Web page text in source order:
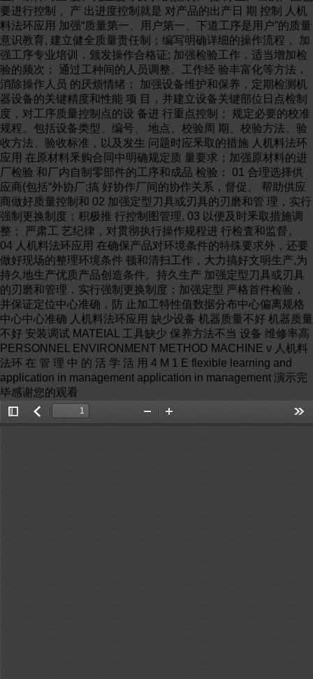
要进行控制， 产 出进度控制就是 对产品的出产日 期 控制 人机
料法环应用 加强“质量第一、用户第一、下道工序是用户”的质量
意识教育, 建立健全质量责任制；编写明确详细的操作流程， 加
强工序专业培训，颁发操作合格证; 加强检验工作，适当增加检
验的频次； 通过工种间的人员调整、工作经 验丰富化等方法，
消除操作人员 的厌烦情绪； 加强设备维护和保养，定期检测机
器设备的关键精度和性能 项 目，并建立设备关键部位日点检制
度，对工序质量控制点的设 备进 行重点控制； 规定必要的校准
规程。包括设备类型、编号、 地点、校验周 期、校验方法、验
收方法、验收标准，以及发生 问题时应釆取的措施 人机料法环
应用 在原材料釆购合同中明确规定质 量要求；加强原材料的进
厂检验 和厂内自制零部件的工序和成品 检验； 01 合理选择供
应商(包括“外协厂;搞 好协作厂间的协作关系，督促、 帮助供应
商做好质量控制和 02 加强定型刀具或刃具的刃磨和管 理，实行
强制更换制度；积极推 行控制图管理, 03 以便及时釆取措施调
整； 严肃工 艺纪律，对贯彻执行操作规程进 行检査和监督。
04 人机料法环应用 在确保产品对环境条件的特殊要求外，还要
做好现场的整理环境条件 顿和清扫工作，大力搞好文明生产,为
持久地生产优质产品创造条件。持久生产 加强定型刀具或刃具
的刃磨和管理，实行强制更换制度；加强定型 严格首件检验，
并保证定位中心准确，防 止加工特性值数据分布中心偏离规格
中心中心准确 人机料法环应用 缺少设备 机器质量不好 机器质量
不好 安装调试 MATEIAL 工具缺少 保养方法不当 设备 维修率高
PERSONNEL ENVIRONMENT METHOD MACHINE v 人机料
法环 在 管 理 中 的 活 学 活 用 4 M 1 E flexible learning and
application in management application in management 演示完
毕感谢您的观看
Toggle返
Zoom